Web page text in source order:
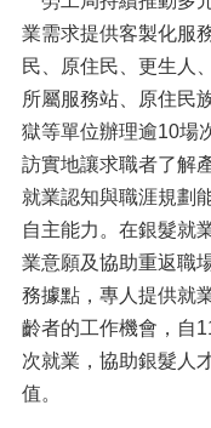
業需求提供客製化服
民、原住民、更生人
所屬服務站、原住民
獄等單位辦理逾10場
訪實地讓求職者了解
就業認知與職涯規劃
自主能力。在銀髮就
業意願及協助重返職
務據點，專人提供就
齡者的工作機會，自
次就業，協助銀髮人
值。